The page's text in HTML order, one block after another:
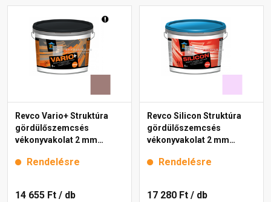
Revco Vario+ Struktúra
gördülőszemcsés
vékonyvakolat 2 mm
Rendelésre
14 655 Ft / db
Revco Silicon Struktúra
gördülőszemcsés
vékonyvakolat 2 mm
Rendelésre
17 280 Ft / db